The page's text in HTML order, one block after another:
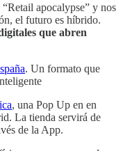
apocalypse” y nos
el futuro es híbrido.
que abren
. Un formato que
, una Pop Up en en
La tienda servirá de
de la App.